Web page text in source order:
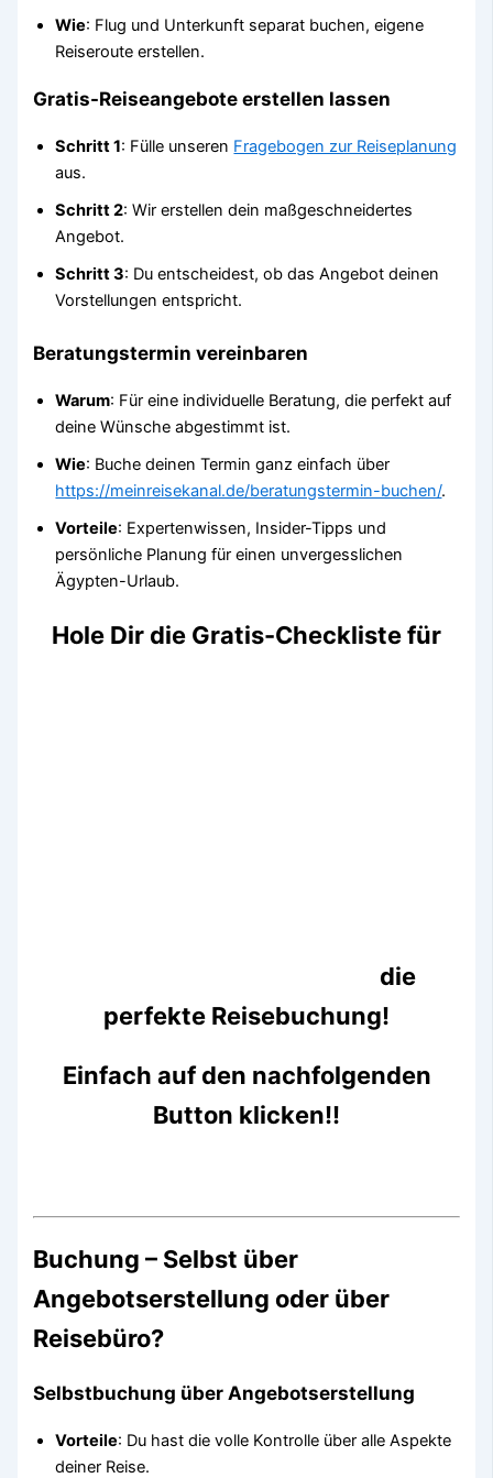
Wie: Flug und Unterkunft separat buchen, eigene
Reiseroute erstellen.
Gratis-Reiseangebote erstellen lassen
Schritt 1: Fülle unseren Fragebogen zur Reiseplanung
aus.
Schritt 2: Wir erstellen dein maßgeschneidertes
Angebot.
Schritt 3: Du entscheidest, ob das Angebot deinen
Vorstellungen entspricht.
Beratungstermin vereinbaren
Warum: Für eine individuelle Beratung, die perfekt auf
deine Wünsche abgestimmt ist.
Wie: Buche deinen Termin ganz einfach über
https://meinreisekanal.de/beratungstermin-buchen/.
Vorteile: Expertenwissen, Insider-Tipps und
persönliche Planung für einen unvergesslichen
Ägypten-Urlaub.
Hole Dir die Gratis-Checkliste für
die
perfekte Reisebuchung!
Einfach auf den nachfolgenden
Button klicken!!
Buchung – Selbst über
Angebotserstellung oder über
Reisebüro?
Selbstbuchung über Angebotserstellung
Vorteile: Du hast die volle Kontrolle über alle Aspekte
deiner Reise.